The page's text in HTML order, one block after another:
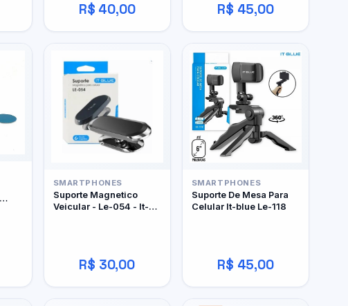
R$ 40,00 R$ 45,00
SMARTPHONES
Suporte Magnetico
Veicular - Le-054 - It-
R$ 30,00
SMARTPHONES
Suporte De Mesa Para
Celular It-blue Le-118
R$ 45,00